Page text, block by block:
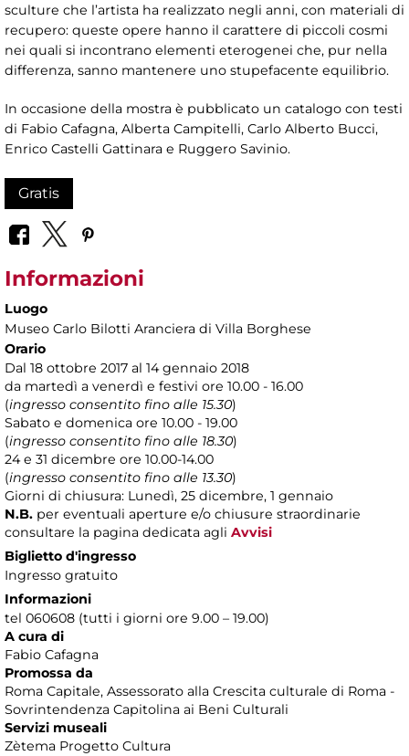
sculture che l’artista ha realizzato negli anni, con materiali di
recupero: queste opere hanno il carattere di piccoli cosmi
nei quali si incontrano elementi eterogenei che, pur nella
differenza, sanno mantenere uno stupefacente equilibrio.
In occasione della mostra è pubblicato un catalogo con testi
di Fabio Cafagna, Alberta Campitelli, Carlo Alberto Bucci,
Enrico Castelli Gattinara e Ruggero Savinio.
Gratis
Informazioni
Luogo
Museo Carlo Bilotti Aranciera di Villa Borghese
Orario
Dal 18 ottobre 2017 al 14 gennaio 2018
da martedì a venerdì e festivi ore 10.00 - 16.00
(ingresso consentito fino alle 15.30)
Sabato e domenica ore 10.00 - 19.00
(ingresso consentito fino alle 18.30)
24 e 31 dicembre ore 10.00-14.00
(ingresso consentito fino alle 13.30)
Giorni di chiusura: Lunedì, 25 dicembre, 1 gennaio
N.B. per eventuali aperture e/o chiusure straordinarie
consultare la pagina dedicata agli Avvisi
Biglietto d'ingresso
Ingresso gratuito
Informazioni
tel 060608 (tutti i giorni ore 9.00 – 19.00)
A cura di
Fabio Cafagna
Promossa da
Roma Capitale, Assessorato alla Crescita culturale di Roma -
Sovrintendenza Capitolina ai Beni Culturali
Servizi museali
Zètema Progetto Cultura